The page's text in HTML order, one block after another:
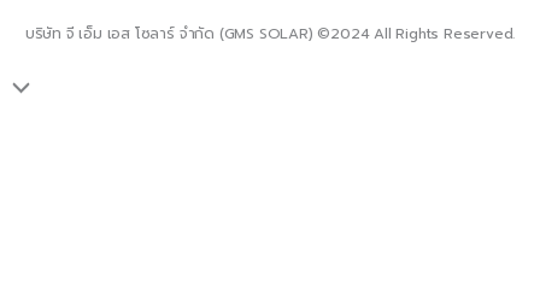
บริษัท จี เอ็ม เอส โซลาร์ จำกัด (GMS SOLAR) ©2024 All Rights Reserved.